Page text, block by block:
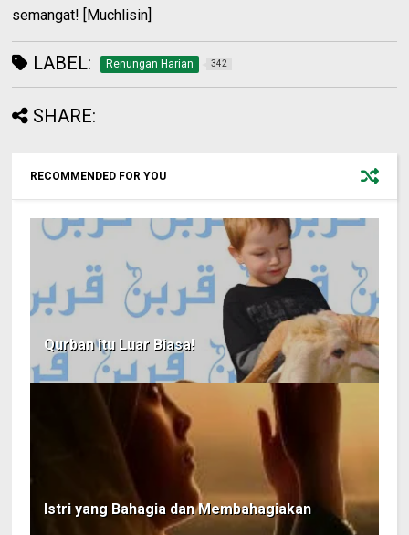
semangat! [Muchlisin]
LABEL: Renungan Harian 342
SHARE:
RECOMMENDED FOR YOU
Qurban itu Luar Biasa!
Istri yang Bahagia dan Membahagiakan